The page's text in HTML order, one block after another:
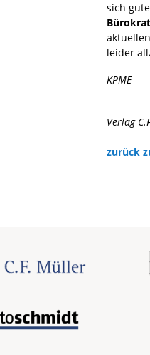
sich
leider
KPME
Verlag
zurück